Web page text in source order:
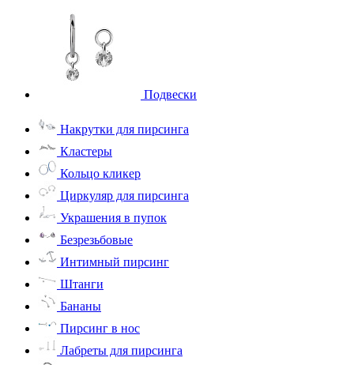
Подвески
Накрутки для пирсинга
Кластеры
Кольцо кликер
Циркуляр для пирсинга
Украшения в пупок
Безрезьбовые
Интимный пирсинг
Штанги
Бананы
Пирсинг в нос
Лабреты для пирсинга